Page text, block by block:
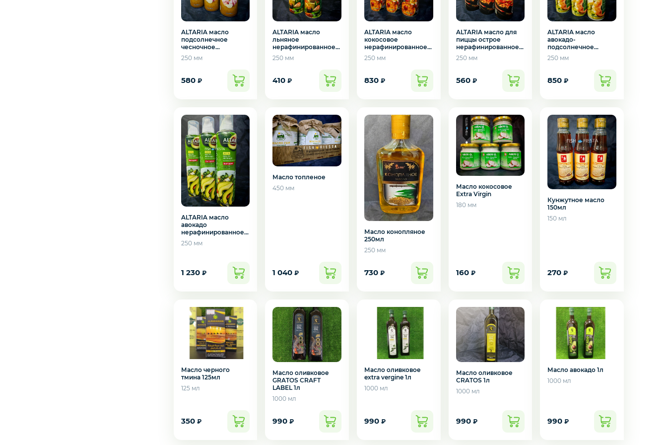
ALTARIA масло
подсолнечное
чесночное
нерафинированное
250мл
250 мм
580 ₽
ALTARIA масло
льняное
нерафинированное
250мл
250 мм
410 ₽
ALTARIA масло
кокосовое
нерафинированное
250мл
250 мм
830 ₽
ALTARIA масло для
пиццы острое
нерафинированное
250мл
250 мм
560 ₽
ALTARIA масло
авокадо-
подсолнечное
нерафинированное
250мл
250 мм
850 ₽
ALTARIA масло
авокадо
нерафинированное
250мл
250 мм
1 230 ₽
Масло топленое
450 мм
1 040 ₽
Масло конопляное
250мл
250 мм
730 ₽
Масло кокосовое
Extra Virgin
180 мм
160 ₽
Кунжутное масло
150мл
150 мл
270 ₽
Масло черного
тмина 125мл
125 мл
350 ₽
Масло оливковое
GRATOЅ CRAFT
LABEL 1л
1000 мл
990 ₽
Масло оливковое
extra vergine 1л
1000 мл
990 ₽
Масло оливковое
CRATOЅ 1л
1000 мл
990 ₽
Масло авокадо 1л
1000 мл
990 ₽
Желаете подозвать сотрудника
Нет